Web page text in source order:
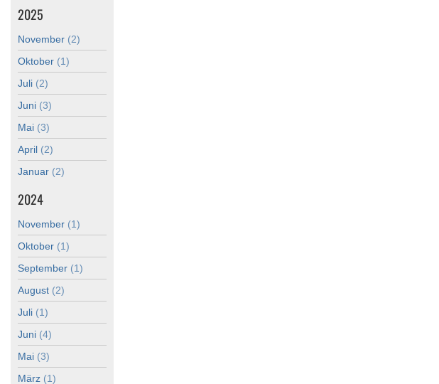
2025
November (2)
Oktober (1)
Juli (2)
Juni (3)
Mai (3)
April (2)
Januar (2)
2024
November (1)
Oktober (1)
September (1)
August (2)
Juli (1)
Juni (4)
Mai (3)
März (1)